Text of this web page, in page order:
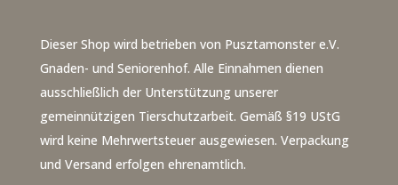
Dieser Shop wird betrieben von Pusztamonster e.V.
Gnaden- und Seniorenhof. Alle Einnahmen dienen
ausschließlich der Unterstützung unserer
gemeinnützigen Tierschutzarbeit. Gemäß §19 UStG
wird keine Mehrwertsteuer ausgewiesen. Verpackung
und Versand erfolgen ehrenamtlich.